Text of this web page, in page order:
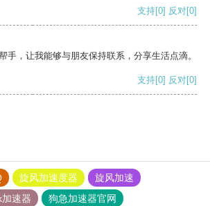
支持[0] 反对[0]
手，让我能够与朋友保持联系，分享生活点滴。
支持[0] 反对[0]
旋风加速度器
旋风加速
速器
狗急加速器官网